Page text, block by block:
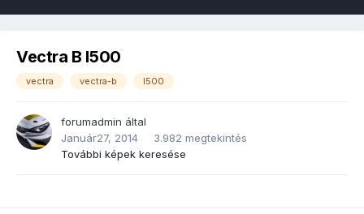
Vectra B I500
vectra vectra-b I500
forumadmin által
Január27, 2014
3.982 megtekintés
További képek keresése